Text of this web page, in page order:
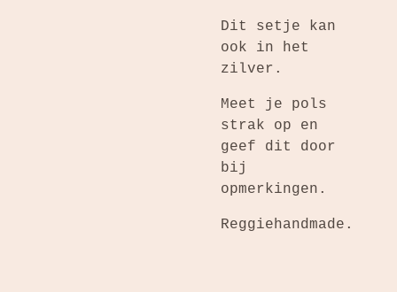
Dit setje kan
ook in het
zilver.
Meet je pols
strak op en
geef dit door
bij
opmerkingen.
Reggiehandmade.